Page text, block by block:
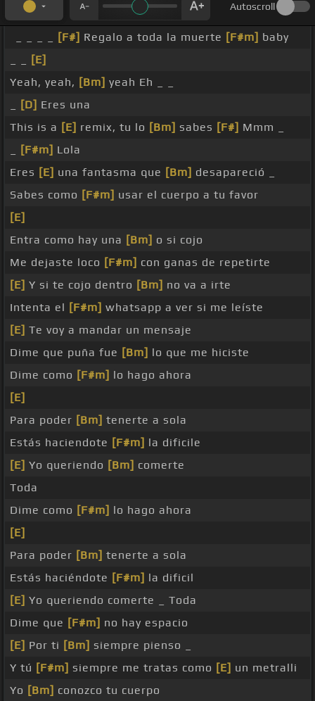
Autoscroll
[F#] Regalo a toda la muerte [F#m] baby
[E]
Yeah, yeah, [Bm] yeah Eh _ _
[D] Eres una
This is a [E] remix, tu lo [Bm] sabes [F#] Mmm _
[F#m] Lola
Eres [E] una fantasma que [Bm] desapareció _
Sabes como [F#m] usar el cuerpo a tu favor
[E]
Entra como hay una [Bm] o si cojo
Me dejaste loco [F#m] con ganas de repetirte
[E] Y si te cojo dentro [Bm] no va a irte
Intenta el [F#m] whatsapp a ver si me leíste
[E] Te voy a mandar un mensaje
Dime que puña fue [Bm] lo que me hiciste
Dime como [F#m] lo hago ahora
[E]
Para poder [Bm] tenerte a sola
Estás haciendote [F#m] la dificile
[E] Yo queriendo [Bm] comerte
Toda
Dime como [F#m] lo hago ahora
[E]
Para poder [Bm] tenerte a sola
Estás haciéndote [F#m] la dificil
[E] Yo queriendo comerte _ Toda
Dime que [F#m] no hay espacio
[E] Por ti [Bm] siempre pienso _
Y tú [F#m] siempre me tratas como [E] un metralli
Yo [Bm] conozco tu cuerpo